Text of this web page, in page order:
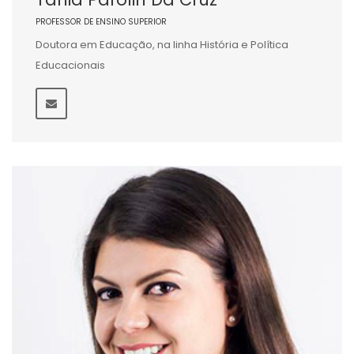
PROFESSOR DE ENSINO SUPERIOR
Doutora em Educação, na linha História e Política
Educacionais